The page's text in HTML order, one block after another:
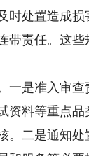
时处置造成
带责任。这
是准入审查
资料等重点
二是通知处